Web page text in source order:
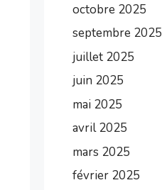
octobre 2025
septembre 2025
juillet 2025
juin 2025
mai 2025
avril 2025
mars 2025
février 2025